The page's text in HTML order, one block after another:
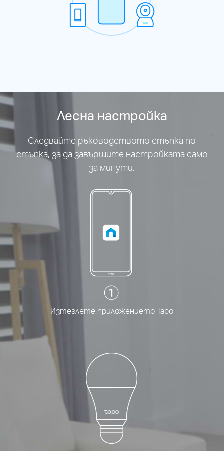
Лесна настройка
Следвайте ръководството стъпка по
стъпка, за да завършите настройката само
за минути.
Изтеглете приложението Tapo